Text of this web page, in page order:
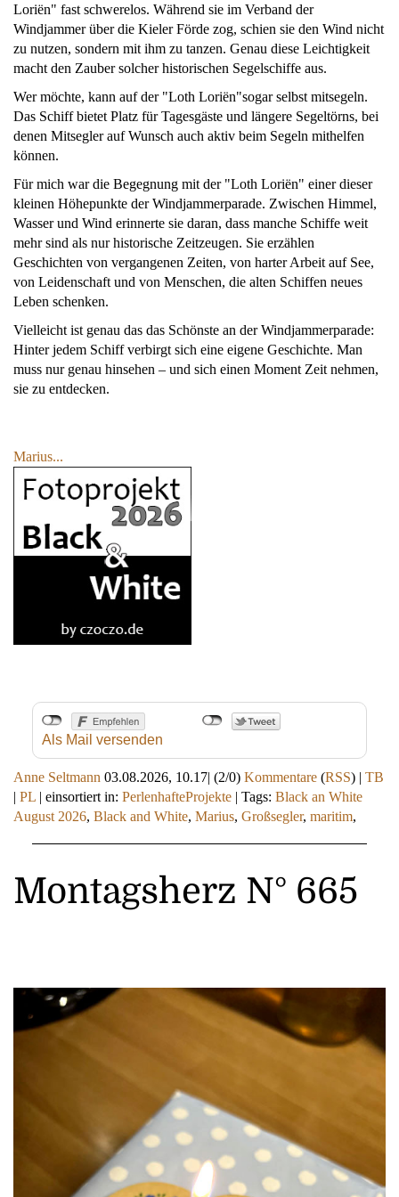
Loriën" fast schwerelos. Während sie im Verband der
Windjammer über die Kieler Förde zog, schien sie den Wind nicht
zu nutzen, sondern mit ihm zu tanzen. Genau diese Leichtigkeit
macht den Zauber solcher historischen Segelschiffe aus.
Wer möchte, kann auf der "Loth Loriën"sogar selbst mitsegeln.
Das Schiff bietet Platz für Tagesgäste und längere Segeltörns, bei
denen Mitsegler auf Wunsch auch aktiv beim Segeln mithelfen
können.
Für mich war die Begegnung mit der "Loth Loriën" einer dieser
kleinen Höhepunkte der Windjammerparade. Zwischen Himmel,
Wasser und Wind erinnerte sie daran, dass manche Schiffe weit
mehr sind als nur historische Zeitzeugen. Sie erzählen
Geschichten von vergangenen Zeiten, von harter Arbeit auf See,
von Leidenschaft und von Menschen, die alten Schiffen neues
Leben schenken.
Vielleicht ist genau das das Schönste an der Windjammerparade:
Hinter jedem Schiff verbirgt sich eine eigene Geschichte. Man
muss nur genau hinsehen – und sich einen Moment Zeit nehmen,
sie zu entdecken.
Marius...
Als Mail versenden
Anne Seltmann 03.08.2026, 10.17| (2/0) Kommentare (RSS) | TB
| PL | einsortiert in: PerlenhafteProjekte | Tags: Black an White
August 2026, Black and White, Marius, Großsegler, maritim,
Montagsherz N° 665